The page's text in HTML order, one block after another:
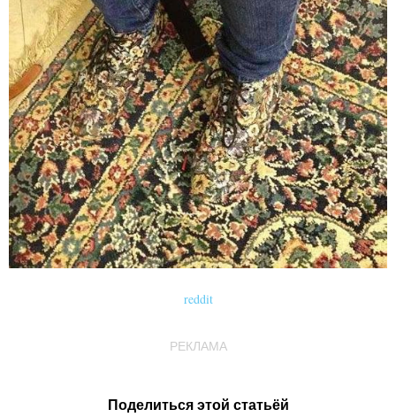
reddit
РЕКЛАМА
Поделиться этой статьёй